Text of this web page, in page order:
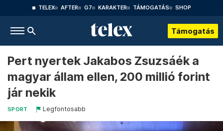
TELEX AFTER G7 KARAKTER TÁMOGATÁS SHOP
Támogatás
Pert nyertek Jakabos Zsuzsáék a
magyar állam ellen, 200 millió forint
jár nekik
SPORT Legfontosabb